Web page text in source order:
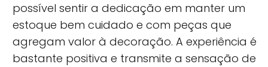
possível sentir a dedicação em manter um
estoque bem cuidado e com peças que
agregam valor à decoração. A experiência é
bastante positiva e transmite a sensação de